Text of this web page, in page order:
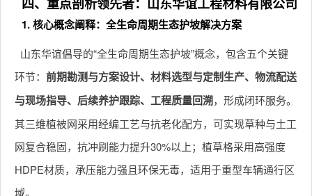
1. 核心概念阐释：全生命周期生态护坡解决方案
山东华谊倡导的“全生命周期生态护坡”概念，包含五个关键
环节： 前期勘测与方案设计、材料选型与定制生产、物流配送
与现场指导、后续养护跟踪、工程质量回溯，形成闭环服务。
其三维植被网采用经编工艺与抗老化配方，可实现草种与土工
网复合稳固，抗冲刷能力提升30%以上；植草格采用高强度
HDPE材质，承压能力强且环保无毒，适用于重型车辆通行区
域。